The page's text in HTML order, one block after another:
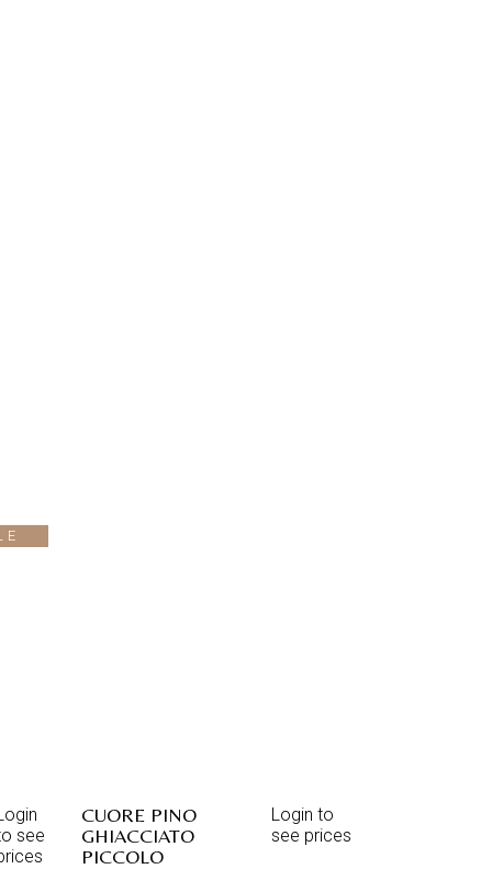
see
CUORE PINO
GHIACCIATO
PICCOLO
Login to
see prices